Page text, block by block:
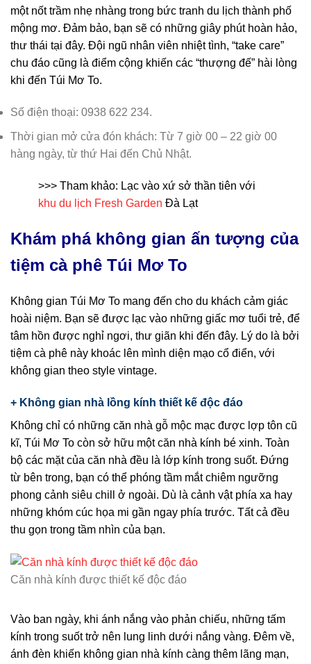
một nốt trầm nhẹ nhàng trong bức tranh du lịch thành phố
mộng mơ. Đảm bảo, bạn sẽ có những giây phút hoàn hảo,
thư thái tại đây. Đội ngũ nhân viên nhiệt tình, “take care”
chu đáo cũng là điểm cộng khiến các “thượng đế” hài lòng
khi đến Túi Mơ To.
Số điện thoại: 0938 622 234.
Thời gian mở cửa đón khách: Từ 7 giờ 00 – 22 giờ 00
hàng ngày, từ thứ Hai đến Chủ Nhật.
>>> Tham khảo: Lạc vào xứ sở thần tiên với
khu du lịch Fresh Garden Đà Lạt
Khám phá không gian ấn tượng của
tiệm cà phê Túi Mơ To
Không gian Túi Mơ To mang đến cho du khách cảm giác
hoài niệm. Bạn sẽ được lạc vào những giấc mơ tuổi trẻ, để
tâm hồn được nghỉ ngơi, thư giãn khi đến đây. Lý do là bởi
tiệm cà phê này khoác lên mình diện mạo cổ điển, với
không gian theo style vintage.
+ Không gian nhà lồng kính thiết kế độc đáo
Không chỉ có những căn nhà gỗ mộc mạc được lợp tôn cũ
kĩ, Túi Mơ To còn sở hữu một căn nhà kính bé xinh. Toàn
bộ các mặt của căn nhà đều là lớp kính trong suốt. Đứng
từ bên trong, bạn có thể phóng tầm mắt chiêm ngưỡng
phong cảnh siêu chill ở ngoài. Dù là cảnh vật phía xa hay
những khóm cúc họa mi gần ngay phía trước. Tất cả đều
thu gọn trong tầm nhìn của bạn.
Căn nhà kính được thiết kế độc đáo
Vào ban ngày, khi ánh nắng vào phản chiếu, những tấm
kính trong suốt trở nên lung linh dưới nắng vàng. Đêm về,
ánh đèn khiến không gian nhà kính càng thêm lãng mạn,